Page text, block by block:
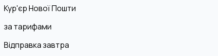
Кур'єр Нової Пошти
за тарифами
Відправка завтра